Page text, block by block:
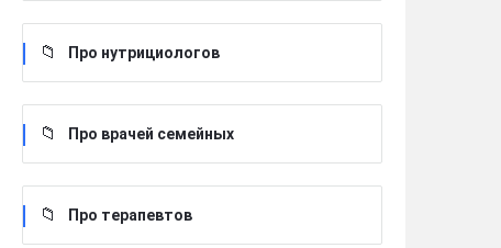
Про нутрициологов
Про врачей семейных
Про терапевтов